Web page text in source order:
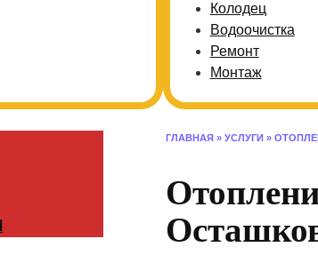
Колодец
Водоочистка
Ремонт
Монтаж
ГЛАВНАЯ » УСЛУГИ »